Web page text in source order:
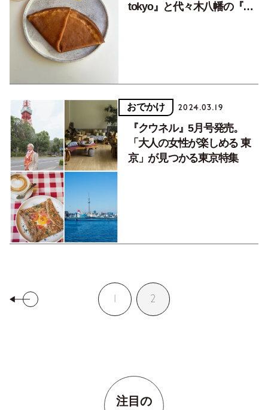
tokyo』と代々木八幡の『ホ
おでかけ 2024.03.19
『クウネル』5月号発売。
「大人の女性が楽しめる 東
京」が見つかる東京特集
1 2
注目の